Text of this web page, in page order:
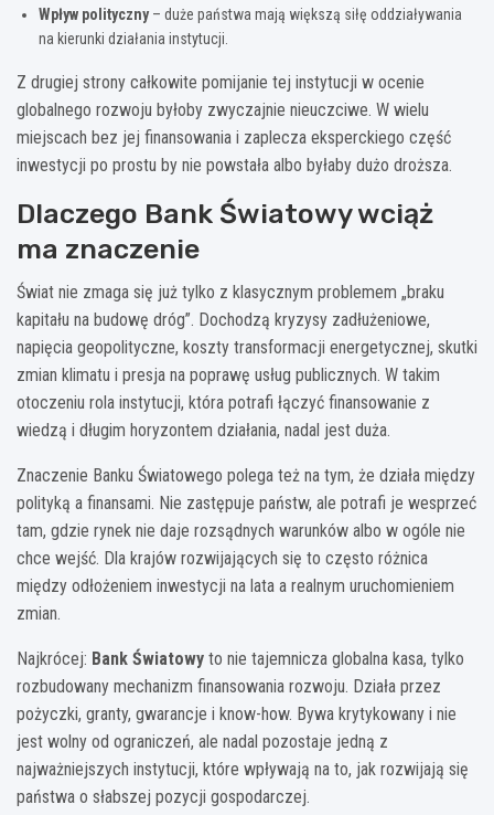
Wpływ polityczny– duże państwa mają większą siłę oddziaływania
na kierunki działania instytucji.
Z drugiej strony całkowite pomijanie tej instytucji w ocenie
globalnego rozwoju byłoby zwyczajnie nieuczciwe. W wielu
miejscach bez jej finansowania i zaplecza eksperckiego część
inwestycji po prostu by nie powstała albo byłaby dużo droższa.
Dlaczego Bank Światowy wciąż
ma znaczenie
Świat nie zmaga się już tylko z klasycznym problemem „braku
kapitału na budowę dróg”. Dochodzą kryzysy zadłużeniowe,
napięcia geopolityczne, koszty transformacji energetycznej, skutki
zmian klimatu i presja na poprawę usług publicznych. W takim
otoczeniu rola instytucji, która potrafi łączyć finansowanie z
wiedzą i długim horyzontem działania, nadal jest duża.
Znaczenie Banku Światowego polega też na tym, że działa między
polityką a finansami. Nie zastępuje państw, ale potrafi je wesprzeć
tam, gdzie rynek nie daje rozsądnych warunków albo w ogóle nie
chce wejść. Dla krajów rozwijających się to często różnica
między odłożeniem inwestycji na lata a realnym uruchomieniem
zmian.
Najkrócej: Bank Światowy to nie tajemnicza globalna kasa, tylko
rozbudowany mechanizm finansowania rozwoju. Działa przez
pożyczki, granty, gwarancje i know-how. Bywa krytykowany i nie
jest wolny od ograniczeń, ale nadal pozostaje jedną z
najważniejszych instytucji, które wpływają na to, jak rozwijają się
państwa o słabszej pozycji gospodarczej.